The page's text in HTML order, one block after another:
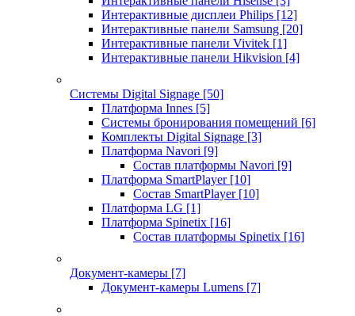
Интерактивные дисплеи Philips [12]
Интерактивные панели Samsung [20]
Интерактивные панели Vivitek [1]
Интерактивные панели Hikvision [4]
Системы Digital Signage [50]
Платформа Innes [5]
Системы бронирования помещений [6]
Комплекты Digital Signage [3]
Платформа Navori [9]
Состав платформы Navori [9]
Платформа SmartPlayer [10]
Состав SmartPlayer [10]
Платформа LG [1]
Платформа Spinetix [16]
Состав платформы Spinetix [16]
Документ-камеры [7]
Документ-камеры Lumens [7]